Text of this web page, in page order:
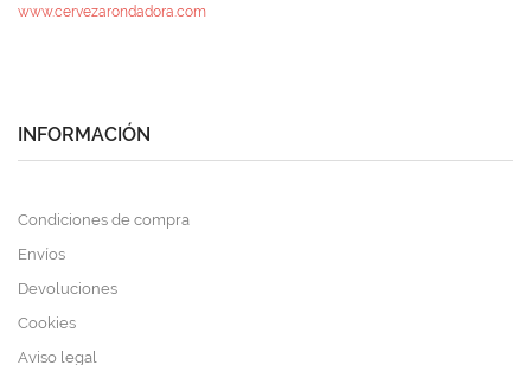
www.cervezarondadora.com
INFORMACIÓN
Condiciones de compra
Envíos
Devoluciones
Cookies
Aviso legal